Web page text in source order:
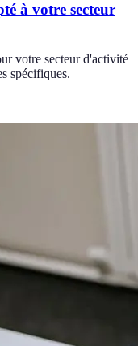
à votre secteur
votre secteur d'activité
spécifiques.